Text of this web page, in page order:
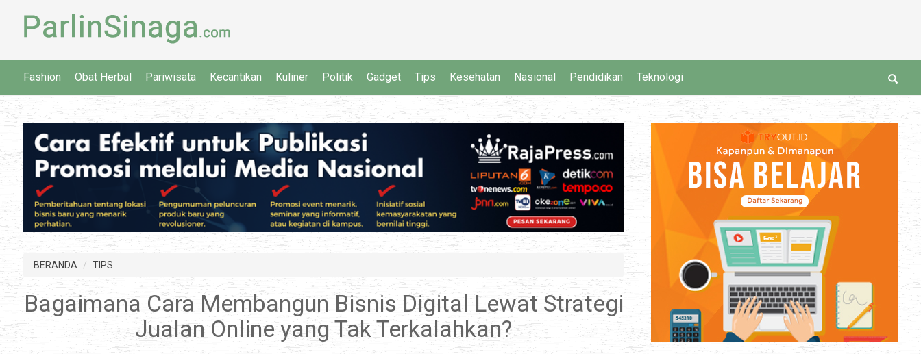
Fashion Obat Herbal Pariwisata Kecantikan Kuliner Politik Gadget Tips Kesehatan Nasional Pendidikan Teknologi
BERANDA TIPS
Bagaimana Cara Membangun Bisnis Digital Lewat Strategi
Jualan Online yang Tak Terkalahkan?